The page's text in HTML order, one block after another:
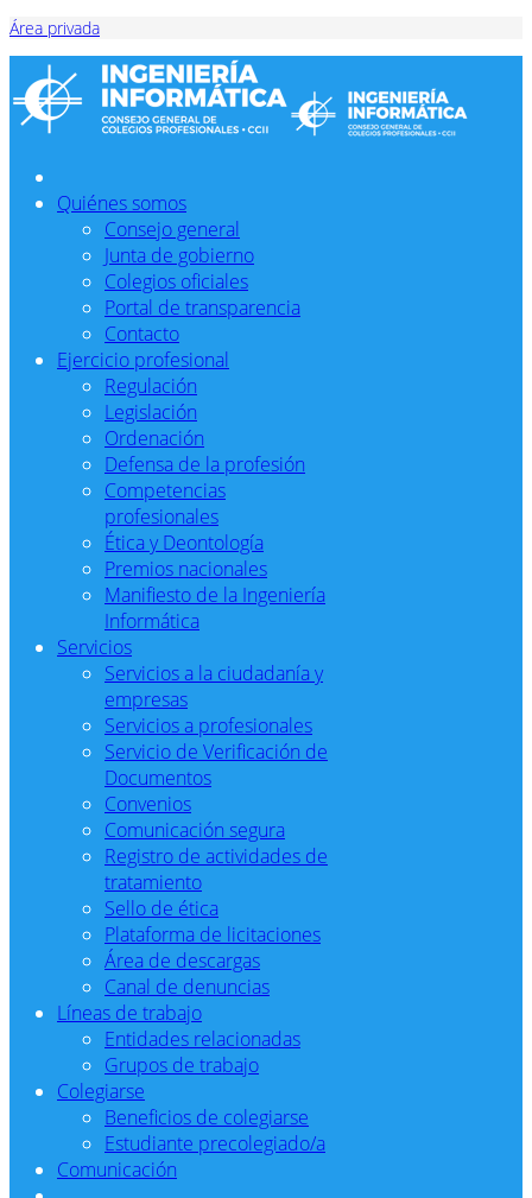
Área privada
Quiénes somos
Consejo general
Junta de gobierno
Colegios oficiales
Portal de transparencia
Contacto
Ejercicio profesional
Regulación
Legislación
Ordenación
Defensa de la profesión
Competencias
profesionales
Ética y Deontología
Premios nacionales
Manifiesto de la Ingeniería
Informática
Servicios
Servicios a la ciudadanía y
empresas
Servicios a profesionales
Servicio de Verificación de
Documentos
Convenios
Comunicación segura
Registro de actividades de
tratamiento
Sello de ética
Plataforma de licitaciones
Área de descargas
Canal de denuncias
Líneas de trabajo
Entidades relacionadas
Grupos de trabajo
Colegiarse
Beneficios de colegiarse
Estudiante precolegiado/a
Comunicación